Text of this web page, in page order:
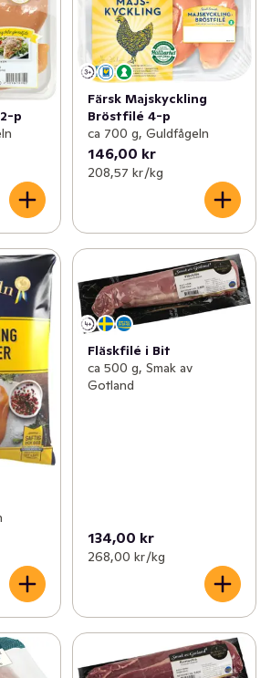
p
Färsk Majskyckling
Bröstfilé 4-p
ca 700 g, Guldfågeln
146,00 kr
208,57 kr /kg
Fläskfilé i Bit
ca 500 g, Smak av
Gotland
134,00 kr
268,00 kr /kg